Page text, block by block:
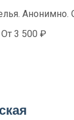
Анонимно.
3 500 ₽